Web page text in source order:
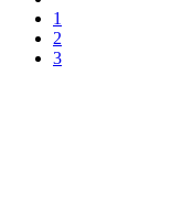
1
2
3